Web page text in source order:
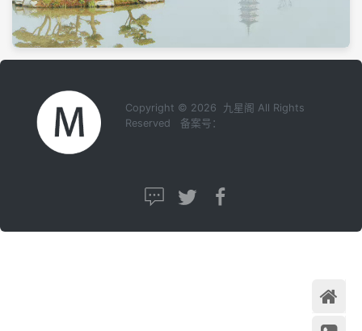
Copyright © 2026 九星阁 All Rights
Reserved 备案号：